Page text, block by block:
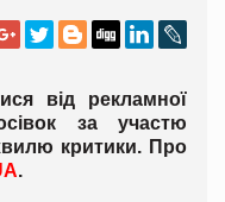
від рекламної
за участю
критики. Про
.